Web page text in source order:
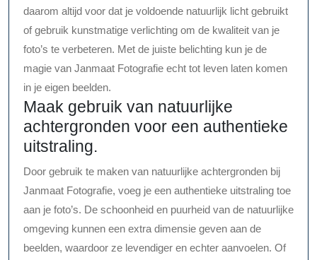
daarom altijd voor dat je voldoende natuurlijk licht gebruikt
of gebruik kunstmatige verlichting om de kwaliteit van je
foto’s te verbeteren. Met de juiste belichting kun je de
magie van Janmaat Fotografie echt tot leven laten komen
in je eigen beelden.
Maak gebruik van natuurlijke
achtergronden voor een authentieke
uitstraling.
Door gebruik te maken van natuurlijke achtergronden bij
Janmaat Fotografie, voeg je een authentieke uitstraling toe
aan je foto’s. De schoonheid en puurheid van de natuurlijke
omgeving kunnen een extra dimensie geven aan de
beelden, waardoor ze levendiger en echter aanvoelen. Of